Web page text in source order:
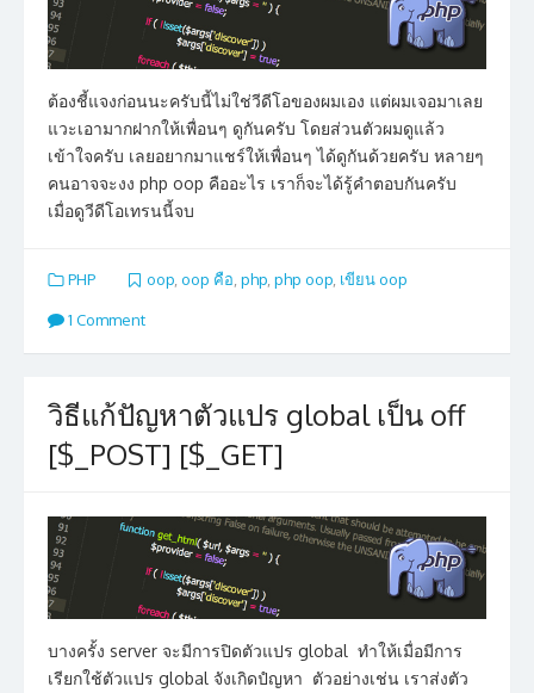
ต้องชี้แจงก่อนนะครับนี้ไม่ใช่วีดีโอของผมเอง แต่ผมเจอมาเลย
แวะเอามากฝากให้เพื่อนๆ ดูกันครับ โดยส่วนตัวผมดูแล้ว
เข้าใจครับ เลยอยากมาแชร์ให้เพื่อนๆ ได้ดูกันด้วยครับ หลายๆ
คนอาจจะงง php oop คืออะไร เราก็จะได้รู้คำตอบกันครับ
เมื่อดูวีดีโอเทรนนี้จบ
PHP oop, oop คือ, php, php oop, เขียน oop
1 Comment
วิธีแก้ปัญหาตัวแปร global เป็น off
[$_POST] [$_GET]
บางครั้ง server จะมีการปิดตัวแปร global ทำให้เมื่อมีการ
เรียกใช้ตัวแปร global จังเกิดปํญหา ตัวอย่างเช่น เราส่งตัว